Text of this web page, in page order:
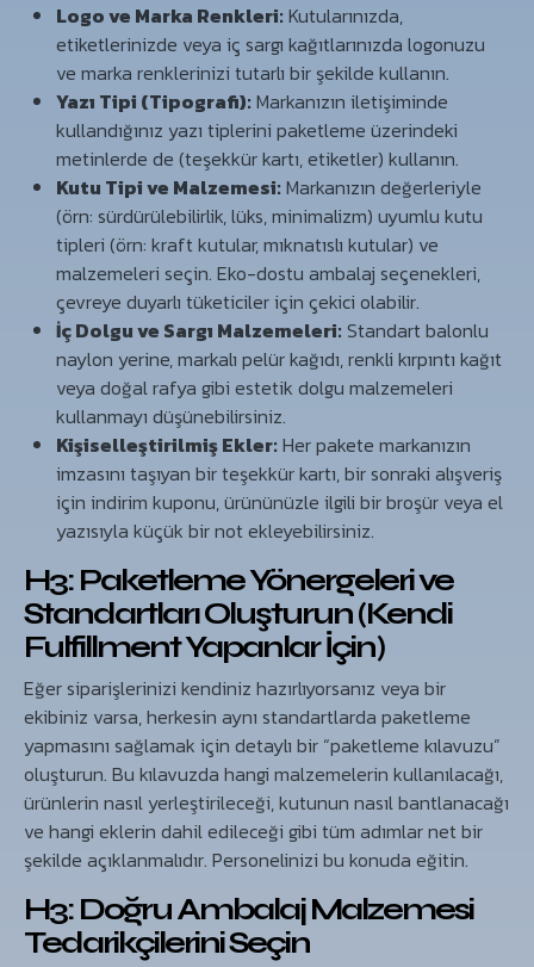
Logo ve Marka Renkleri: Kutularınızda,
etiketlerinizde veya iç sargı kağıtlarınızda logonuzu
ve marka renklerinizi tutarlı bir şekilde kullanın.
Yazı Tipi (Tipografi): Markanızın iletişiminde
kullandığınız yazı tiplerini paketleme üzerindeki
metinlerde de (teşekkür kartı, etiketler) kullanın.
Kutu Tipi ve Malzemesi: Markanızın değerleriyle
(örn: sürdürülebilirlik, lüks, minimalizm) uyumlu kutu
tipleri (örn: kraft kutular, mıknatıslı kutular) ve
malzemeleri seçin. Eko-dostu ambalaj seçenekleri,
çevreye duyarlı tüketiciler için çekici olabilir.
İç Dolgu ve Sargı Malzemeleri: Standart balonlu
naylon yerine, markalı pelür kağıdı, renkli kırpıntı kağıt
veya doğal rafya gibi estetik dolgu malzemeleri
kullanmayı düşünebilirsiniz.
Kişiselleştirilmiş Ekler: Her pakete markanızın
imzasını taşıyan bir teşekkür kartı, bir sonraki alışveriş
için indirim kuponu, ürününüzle ilgili bir broşür veya el
yazısıyla küçük bir not ekleyebilirsiniz.
H3: Paketleme Yönergeleri ve
Standartları Oluşturun (Kendi
Fulfillment Yapanlar İçin)
Eğer siparişlerinizi kendiniz hazırlıyorsanız veya bir
ekibiniz varsa, herkesin aynı standartlarda paketleme
yapmasını sağlamak için detaylı bir “paketleme kılavuzu”
oluşturun. Bu kılavuzda hangi malzemelerin kullanılacağı,
ürünlerin nasıl yerleştirileceği, kutunun nasıl bantlanacağı
ve hangi eklerin dahil edileceği gibi tüm adımlar net bir
şekilde açıklanmalıdır. Personelinizi bu konuda eğitin.
H3: Doğru Ambalaj Malzemesi
Tedarikçilerini Seçin